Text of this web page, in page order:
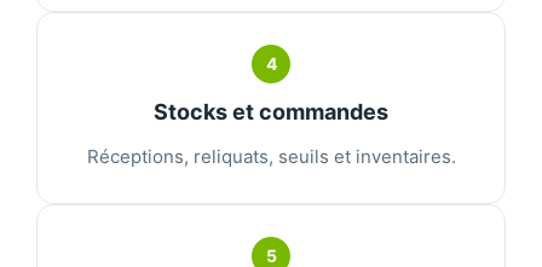
4
Stocks et commandes
Réceptions, reliquats, seuils et inventaires.
5